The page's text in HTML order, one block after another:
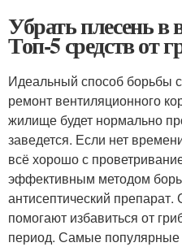
Убрать плесень в
Топ-5 средств от
Идеальный способ борьбы
ремонт вентиляционного
жилище будет нормально
заведется. Если нет
всё хорошо с
эффективным методом
антисептический
помогают избавиться от
период. Самые